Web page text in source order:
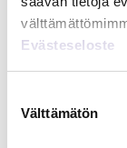
Evästeseloste
valinta
Välttämätön